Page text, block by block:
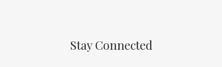
Stay Connected